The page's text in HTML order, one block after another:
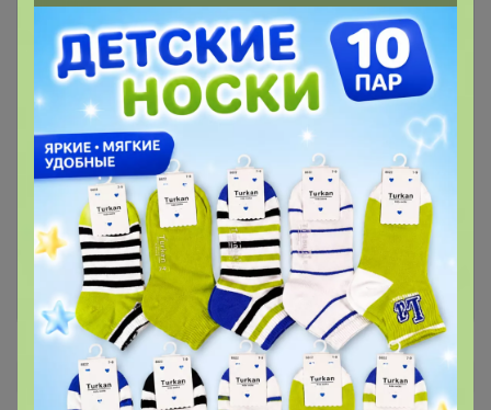
Чтобы написать комментарий необходимо
авторизоваться на сайте!
Это займет меньше минуты
Войти Зарегистрироваться